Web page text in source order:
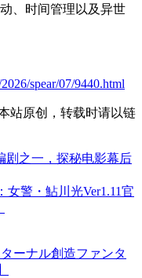
、时间管理以及异世
spear/07/9440.html
站原创，转载时请以链
剧之一，探秘电影幕后
女警・鮎川光Ver1.11官
ーナル創造ファンタ